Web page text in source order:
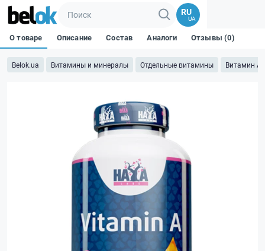
RU
UA
Belok.ua Витамины и минералы Отдельные витамины Витамин А
О товаре Описание Состав Аналоги Отзывы (0)